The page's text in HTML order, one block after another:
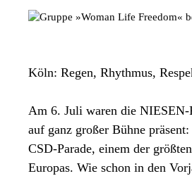
Köln: Regen, Rhythmus,
Am 6. Juli waren die NIESEN-
auf ganz großer Bühne
CSD-Parade, einem der
Europas. Wie schon in den